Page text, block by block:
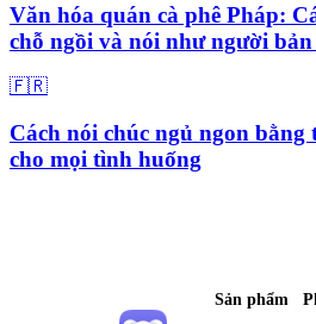
Văn hóa quán cà phê Pháp:
chỗ ngồi và nói như người
🇫🇷
Cách nói chúc ngủ ngon bằng
cho mọi tình huống
Sản phẩm